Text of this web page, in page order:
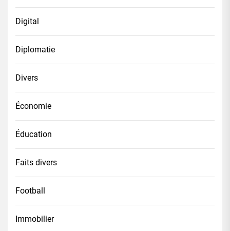
Digital
Diplomatie
Divers
Économie
Éducation
Faits divers
Football
Immobilier